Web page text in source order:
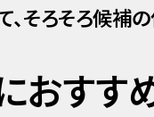
そろそろ候補
おすす